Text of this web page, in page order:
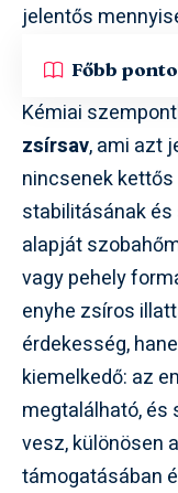
jelentős
Főbb
Kémiai
zsírsav, ami azt
nincsenek
stabilitásának
alapját
vagy pehely
enyhe zsíros
érdekesség,
kiemelkedő: az
megtalálható,
vesz, különösen
támogatásában